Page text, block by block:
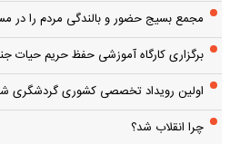
مجمع بسیج حضور و بالندگی مردم را در
برگزاری کارگاه آموزشی حفظ حریم حیات
اولین رویداد تخصصی کشوری گردشگری
چرا انقلاب شد؟